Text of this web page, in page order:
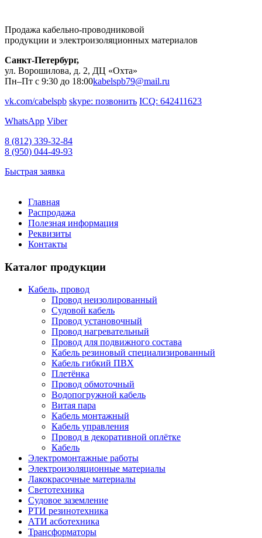
Продажа кабельно-проводниковой
продукции и электроизоляционных материалов
Санкт-Петербург,
ул. Ворошилова, д. 2, ДЦ «Охта»
Пн–Пт с 9:30 до 18:00kabelspb79@mail.ru
vk.com/cabelspb skype: позвонить ICQ: 642411623
WhatsApp Viber
8 (812) 339-32-84
8 (950) 044-49-93
Быстрая заявка
Главная
Распродажа
Полезная информация
Реквизиты
Контакты
Каталог продукции
Кабель, провод
Провод неизолированный
Судовой кабель
Провод установочный
Провод нагревательный
Провод для подвижного состава
Кабель резиновый специализированный
Кабель гибкий ПВХ
Плетёнка
Провод обмоточный
Водопогружной кабель
Витая пара
Кабель монтажный
Кабель управления
Провод в декоративной оплётке
Кабель
Электромонтажные работы
Электроизоляционные материалы
Лакокрасочные материалы
Светотехника
Судовое заземление
РТИ резинотехника
АТИ асботехника
Трансформаторы